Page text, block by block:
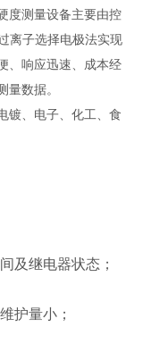
度测量设备主要由控
离子选择电极法实现
、响应迅速、成本经
数据。
镀、电子、化工、食
及继电器状态；
护量小；